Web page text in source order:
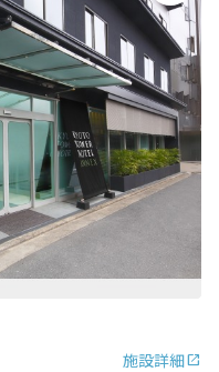
施設詳細